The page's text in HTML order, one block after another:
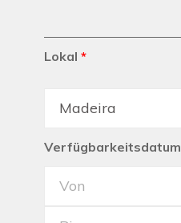
Lokal *
Verfügbarkeitsdatum